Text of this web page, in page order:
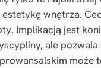
wnętrza.
Implikacją jest
ale